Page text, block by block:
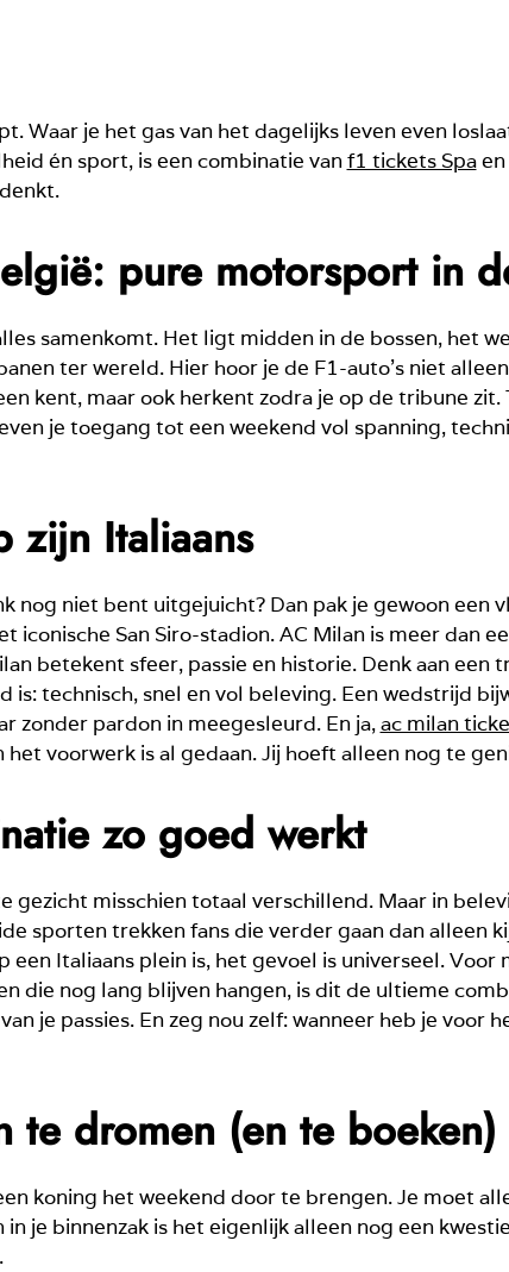
Waar je het gas van het dagelijks leven even
én sport, is een combinatie vanf1 tickets Spaen
pure motorsport in
samenkomt. Het ligt midden in de bossen, het
ter wereld. Hier hoor je de F1-auto’s niet
kent, maar ook herkent zodra je op de tribune
je toegang tot een weekend vol spanning,
zijn Italiaans
nog niet bent uitgejuicht? Dan pak je gewoon een
iconische San Siro-stadion. AC Milan is meer dan
betekent sfeer, passie en historie. Denk aan een
is: technisch, snel en vol beleving. Een wedstrijd
zonder pardon in meegesleurd. En ja,ac milan
voorwerk is al gedaan. Jij hoeft alleen nog te
zo goed werkt
gezicht misschien totaal verschillend. Maar in
sporten trekken fans die verder gaan dan alleen
een Italiaans plein is, het gevoel is universeel. Voor
die nog lang blijven hangen, is dit de ultieme
je passies. En zeg nou zelf: wanneer heb je voor
te dromen (en te boeken)
koning het weekend door te brengen. Je moet
je binnenzak is het eigenlijk alleen nog een